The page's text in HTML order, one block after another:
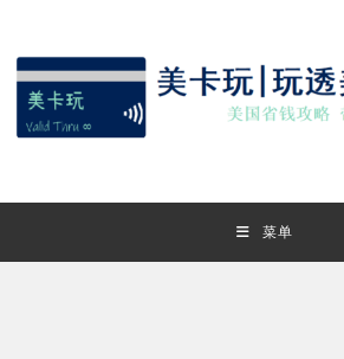
content
菜单